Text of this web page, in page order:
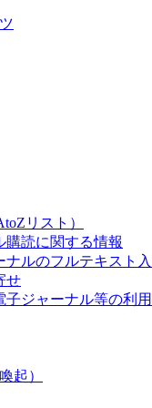
リスト）
購読に関する情報
ナルのフルテキスト
せ
ジャーナル等の利用
起）